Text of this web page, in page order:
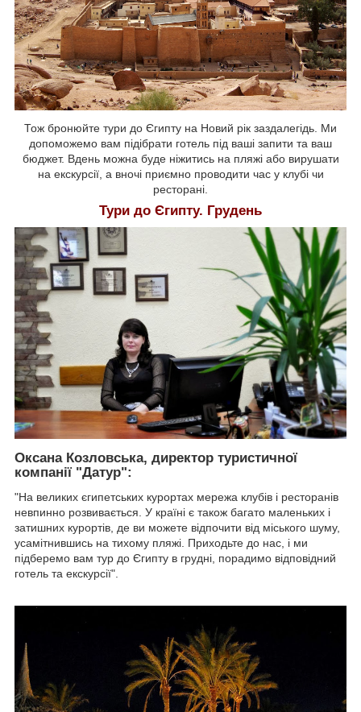
Тож бронюйте тури до Єгипту на Новий рік заздалегідь. Ми
допоможемо вам підібрати готель під ваші запити та ваш
бюджет. Вдень можна буде ніжитись на пляжі або вирушати
на екскурсії, а вночі приємно проводити час у клубі чи
ресторані.
Тури до Єгипту. Грудень
Оксана Козловська, директор туристичної
компанії "Датур":
"На великих єгипетських курортах мережа клубів і ресторанів
невпинно розвивається. У країні є також багато маленьких і
затишних курортів, де ви можете відпочити від міського шуму,
усамітнившись на тихому пляжі. Приходьте до нас, і ми
підберемо вам тур до Єгипту в грудні, порадимо відповідний
готель та екскурсії".